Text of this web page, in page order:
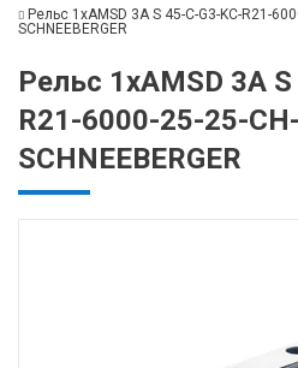
Рельс 1хAMSD 3A S 45-C-G3-KC-R21-
SCHNEEBERGER
Рельс 1хAMSD 3A
R21-6000-25-25-
SCHNEEBERGER